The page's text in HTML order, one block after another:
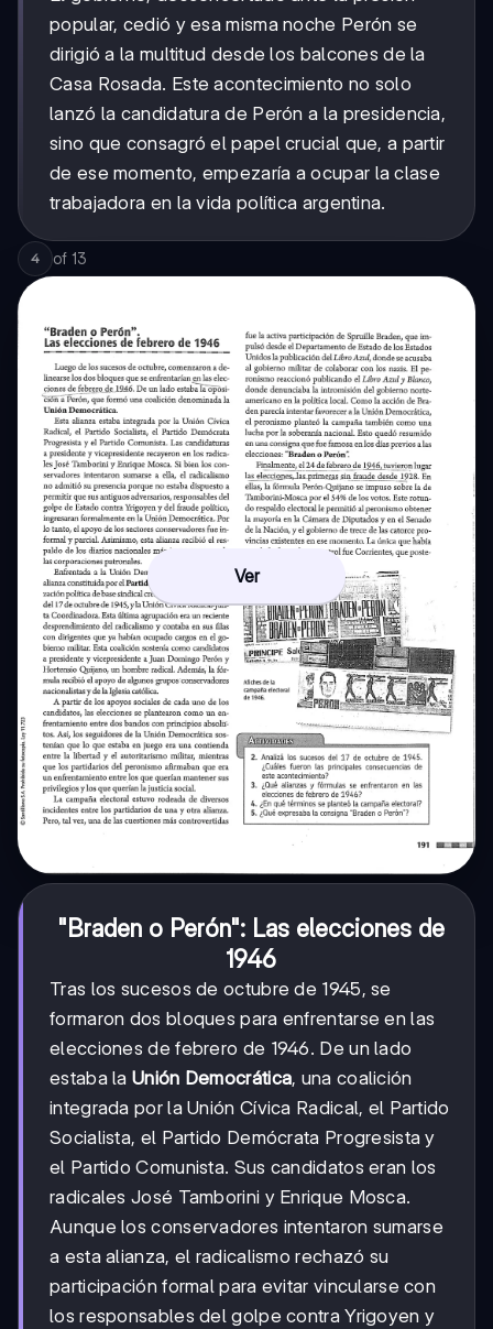
popular, cedió y esa misma noche Perón se
dirigió a la multitud desde los balcones de la
Casa Rosada. Este acontecimiento no solo
lanzó la candidatura de Perón a la presidencia,
sino que consagró el papel crucial que, a partir
de ese momento, empezaría a ocupar la clase
trabajadora en la vida política argentina.
4 of 13
Ver
"Braden o Perón": Las elecciones de
1946
Tras los sucesos de octubre de 1945, se
formaron dos bloques para enfrentarse en las
elecciones de febrero de 1946. De un lado
estaba la Unión Democrática, una coalición
integrada por la Unión Cívica Radical, el Partido
Socialista, el Partido Demócrata Progresista y
el Partido Comunista. Sus candidatos eran los
radicales José Tamborini y Enrique Mosca.
Aunque los conservadores intentaron sumarse
a esta alianza, el radicalismo rechazó su
participación formal para evitar vincularse con
los responsables del golpe contra Yrigoyen y